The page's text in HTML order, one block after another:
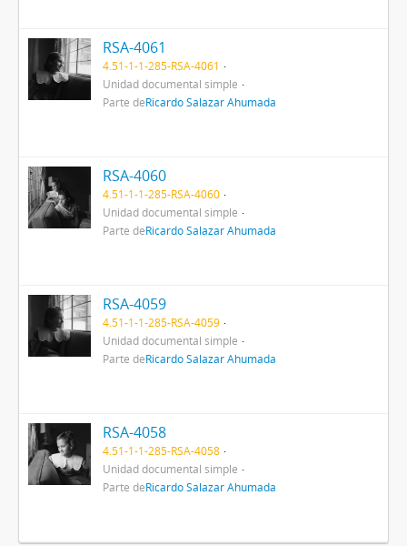
RSA-4061
4.51-1-1-285-RSA-4061
Unidad documental simple
Parte deRicardo Salazar Ahumada
RSA-4060
4.51-1-1-285-RSA-4060
Unidad documental simple
Parte deRicardo Salazar Ahumada
RSA-4059
4.51-1-1-285-RSA-4059
Unidad documental simple
Parte deRicardo Salazar Ahumada
RSA-4058
4.51-1-1-285-RSA-4058
Unidad documental simple
Parte deRicardo Salazar Ahumada